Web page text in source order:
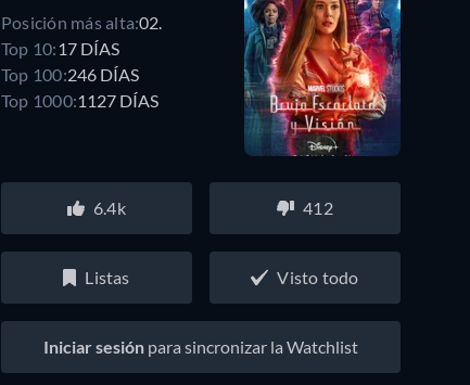
Posición más alta:02.
Top 10: 17 DÍAS
Top 100:246 DÍAS
Top 1000:1127 DÍAS
6.4k 412
Listas Visto todo
Iniciar sesión para sincronizar la Watchlist